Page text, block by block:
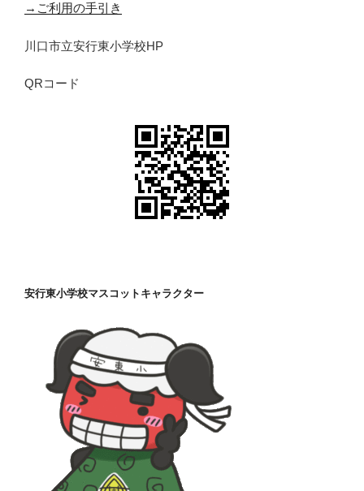
→ご利用の手引き
川口市立安行東小学校HP
QRコード
安行東小学校マスコットキャラクター